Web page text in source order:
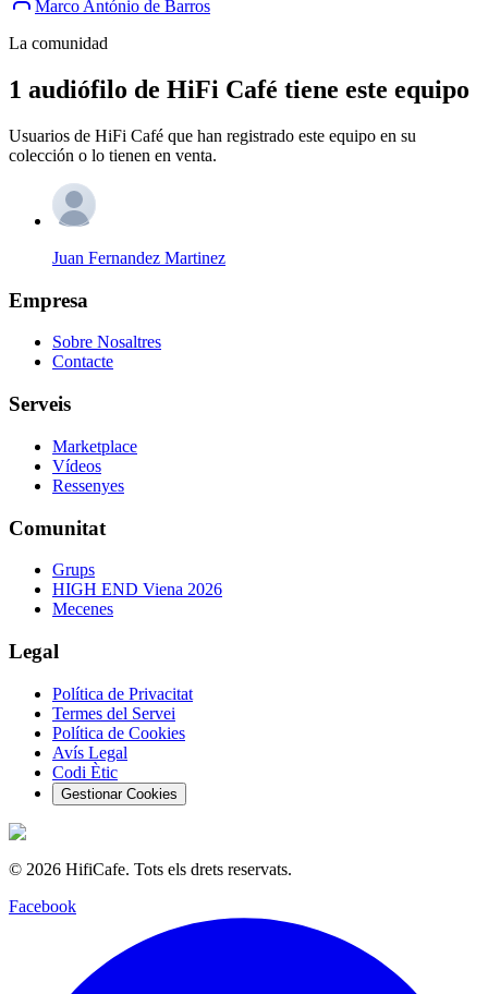
Marco António de Barros
La comunidad
1 audiófilo de HiFi Café tiene este equipo
Usuarios de HiFi Café que han registrado este equipo en su
colección o lo tienen en venta.
Juan Fernandez Martinez
Empresa
Sobre Nosaltres
Contacte
Serveis
Marketplace
Vídeos
Ressenyes
Comunitat
Grups
HIGH END Viena 2026
Mecenes
Legal
Política de Privacitat
Termes del Servei
Política de Cookies
Avís Legal
Codi Ètic
Gestionar Cookies
© 2026 HifiCafe. Tots els drets reservats.
Facebook